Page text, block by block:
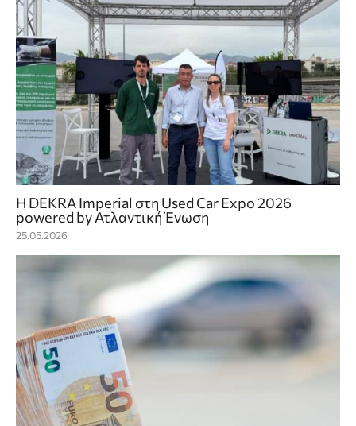
Η DEKRA Imperial στη Used Car Expo 2026
powered by Ατλαντική Ένωση
25.05.2026